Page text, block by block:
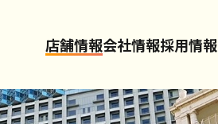
店舗情報会社情報採用情報